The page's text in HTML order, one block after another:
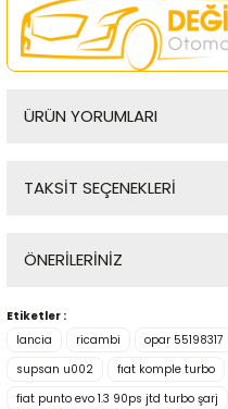
ÜRÜN YORUMLARI
TAKSİT SEÇENEKLERİ
ÖNERİLERİNİZ
Bu ürünün fiyat bilgisi, resim,
konularda yetersiz
kullanarak tarafımıza
Etiketler :
lancia
ricambi opar 55198317
supsan u002
fıat komple turbo
fiat punto evo 1.3 90ps jtd turbo şarj